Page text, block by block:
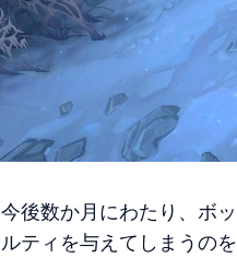
今後数か月にわたり、ボ
ルティを与えてしまうの